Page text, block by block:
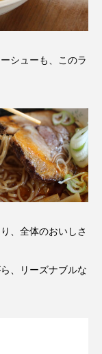
シューも、このラ
、全体のおいしさ
、リーズナブルな